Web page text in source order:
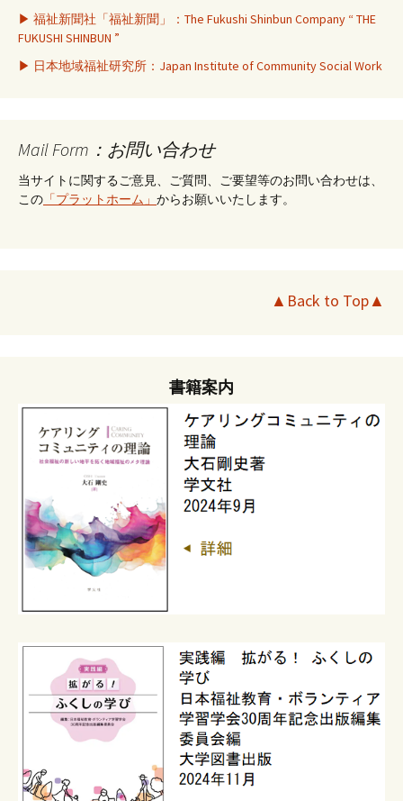
▶ 福祉新聞社「福祉新聞」：The Fukushi Shinbun Company “ THE
FUKUSHI SHINBUN ”
▶ 日本地域福祉研究所：Japan Institute of Community Social Work
Mail Form：お問い合わせ
当サイトに関するご意見、ご質問、ご要望等のお問い合わせは、
この 「プラットホーム」 からお願いいたします。
▲Back to Top▲
書籍案内